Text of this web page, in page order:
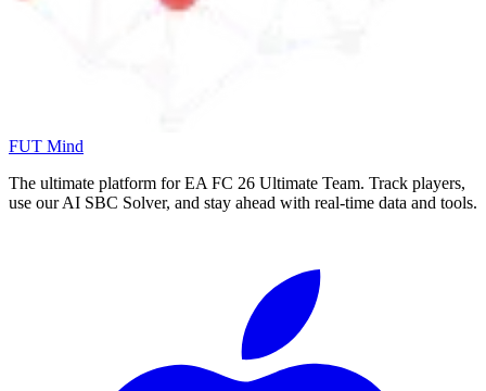
FUT Mind
The ultimate platform for EA FC 26 Ultimate Team. Track players,
use our AI SBC Solver, and stay ahead with real-time data and tools.